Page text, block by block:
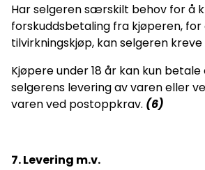
Har selgeren særskilt behov for å
forskuddsbetaling fra kjøperen,
tilvirkningskjøp, kan selgeren
Kjøpere under 18 år kan kun
selgerens levering av varen eller
varen ved postoppkrav. (6)
7. Levering m.v.